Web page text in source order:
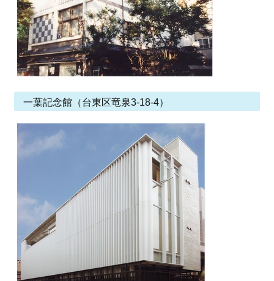
一葉記念館（台東区竜泉3-18-4）